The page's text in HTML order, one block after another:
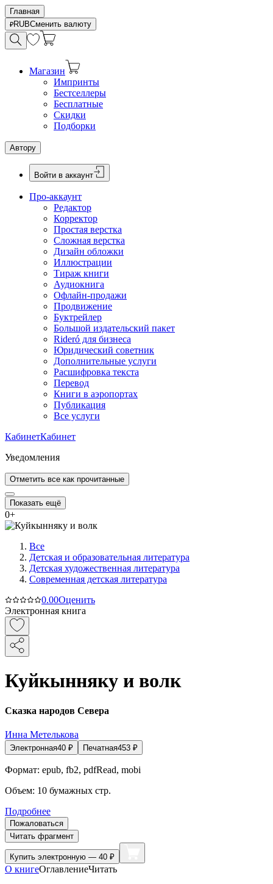
Главная
RUBСменить валюту
Магазин
Импринты
Бестселлеры
Бесплатные
Скидки
Подборки
Автору
Войти в аккаунт
Про-аккаунт
Редактор
Корректор
Простая верстка
Сложная верстка
Дизайн обложки
Иллюстрации
Тираж книги
Аудиокнига
Офлайн-продажи
Продвижение
Буктрейлер
Большой издательский пакет
Rideró для бизнеса
Юридический советник
Дополнительные услуги
Расшифровка текста
Перевод
Книги в аэропортах
Публикация
Все услуги
КабинетКабинет
Уведомления
Отметить все как прочитанные
Показать ещё
0+
Все
Детская и образовательная литература
Детская художественная литература
Современная детская литература
0.00Оценить
Электронная книга
Куйкынняку и волк
Сказка народов Севера
Инна Метелькова
Электронная40 ₽ Печатная453 ₽
Формат: epub, fb2, pdfRead, mobi
Объем: 10 бумажных стр.
Подробнее
Пожаловаться
Читать фрагмент
Купить электронную — 40 ₽
О книгеОглавлениеЧитать